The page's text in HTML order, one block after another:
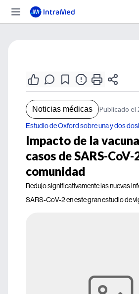
Noticias médicas Publicado el
Estudio de Oxford sobre una y dos
Impacto de la
casos de SARS-CoV-
comunidad
Redujo significativamente las nuevas
SARS-CoV-2 en este gran estudio de